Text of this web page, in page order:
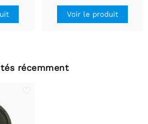
Voir le produit
récemment